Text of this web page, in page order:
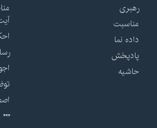
رهبری
مناسبت
داده نما
پادپخش
حاشیه